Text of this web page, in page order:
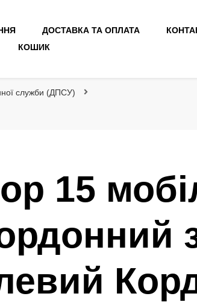
ДОСТАВКА ТА ОПЛАТА
КОШИК
служби (ДПСУ)
15